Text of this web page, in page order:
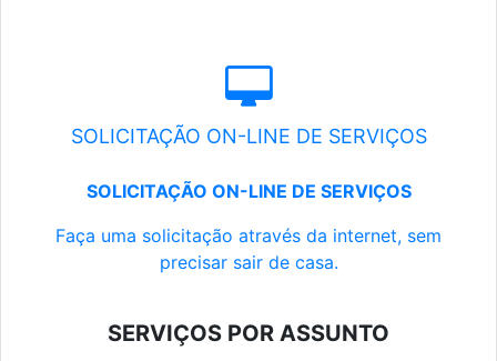
SOLICITAÇÃO ON-LINE DE SERVIÇOS
SOLICITAÇÃO ON-LINE DE SERVIÇOS
Faça uma solicitação através da internet, sem
precisar sair de casa.
SERVIÇOS POR ASSUNTO